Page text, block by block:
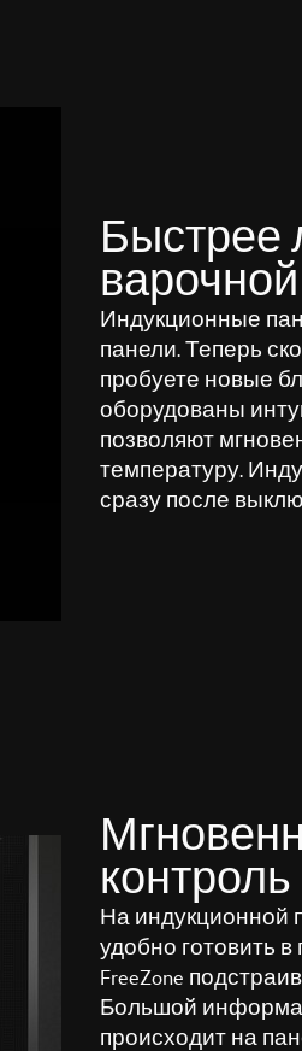
Быстрее
Индукционные
панели. Теперь
пробуете новые
оборудованы
позволяют
температуру.
сразу после
контроль
На индукционной
удобно готовить
FreeZone
Большой
происходит на